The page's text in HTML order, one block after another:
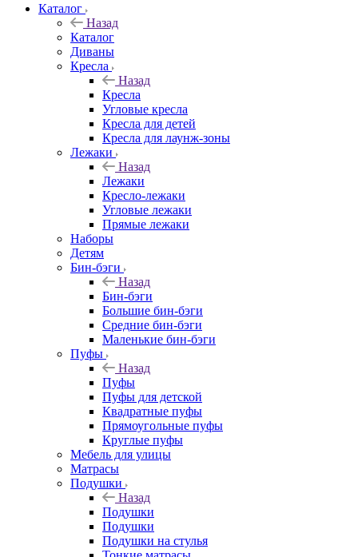
Каталог
Назад
Каталог
Диваны
Кресла
Назад
Кресла
Угловые кресла
Кресла для детей
Кресла для лаунж-зоны
Лежаки
Назад
Лежаки
Кресло-лежаки
Угловые лежаки
Прямые лежаки
Наборы
Детям
Бин-бэги
Назад
Бин-бэги
Большие бин-бэги
Средние бин-бэги
Маленькие бин-бэги
Пуфы
Назад
Пуфы
Пуфы для детской
Квадратные пуфы
Прямоугольные пуфы
Круглые пуфы
Мебель для улицы
Матрасы
Подушки
Назад
Подушки
Подушки
Подушки на стулья